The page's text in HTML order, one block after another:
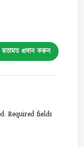
প্রদান করুন
Required fields